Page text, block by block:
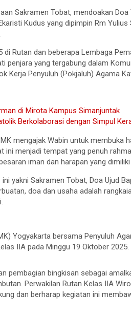
Sakramen Tobat, mendoakan
Kudus yang dipimpin Rm
.
Rutan dan beberapa Lembaga
penjara yang tergabung dalam
Kerja Penyuluh (Pokjaluh) Agama
di Mirota Kampus Simanjuntak
Berkolaborasi dengan Simpul
mengajak Wabin untuk membuka
ini menjadi tempat yang penuh
iman dan harapan yang
yakni Sakramen Tobat, Doa Ujud
doa dan usaha adalah
Yogyakarta bersama Penyuluh
IIA pada Minggu 19 Oktober
pembagian bingkisan sebagai
Perwakilan Rutan Kelas IIA
dan berharap kegiatan ini